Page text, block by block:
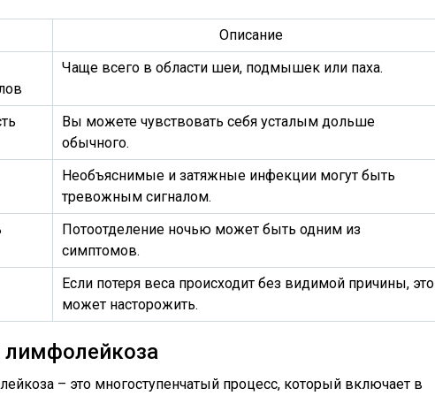
Описание
Чаще всего в области шеи, подмышек или паха.
Вы можете чувствовать себя усталым дольше
обычного.
Необъяснимые и затяжные инфекции могут быть
тревожным сигналом.
Потоотделение ночью может быть одним из
симптомов.
Если потеря веса происходит без видимой причины, это
может насторожить.
лимфолейкоза
– это многоступенчатый процесс, который включает в